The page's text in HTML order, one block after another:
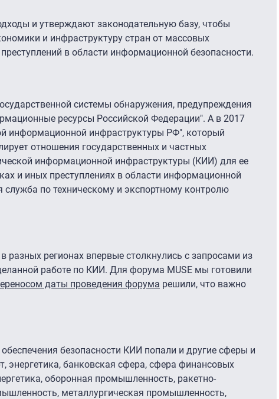
и утверждают законодательную базу, чтобы
и инфраструктуру стран от массовых
в области информационной безопасности.
системы обнаружения, предупреждения
ресурсы Российской Федерации". А в 2017
информационной инфраструктуры РФ", который
отношения государственных и частных
информационной инфраструктуры (КИИ) для ее
и иных преступлениях в области информационной
по техническому и экспортному контролю
разных регионах впервые столкнулись с запросами из
работе по КИИ. Для форума MUSE мы готовили
даты проведения форума решили, что важно
безопасности КИИ попали и другие сферы и
энергетика, банковская сфера, сфера финансовых
оборонная промышленность, ракетно-
металлургическая промышленность,